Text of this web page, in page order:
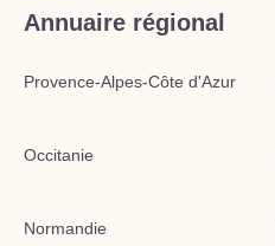
Annuaire régional
Provence-Alpes-Côte d'Azur
Occitanie
Normandie